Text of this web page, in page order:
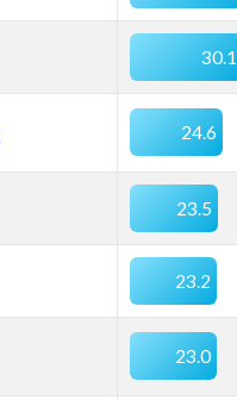
30.1
24.6
23.5
23.2
23.0